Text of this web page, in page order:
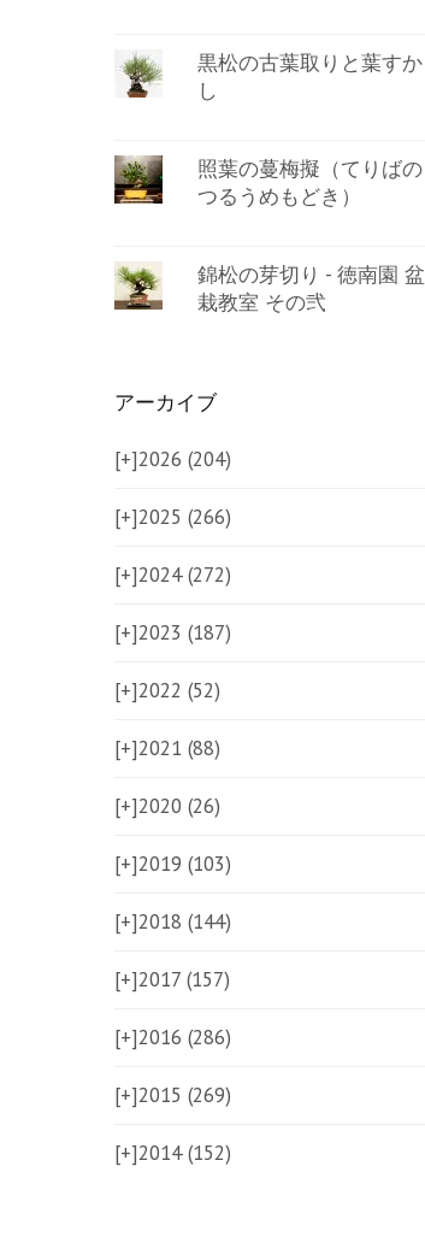
黒松の古葉取りと葉すか
し
照葉の蔓梅擬（てりばの
つるうめもどき）
錦松の芽切り - 徳南園 盆
栽教室 その弐
アーカイブ
[+]2026 (204)
[+]2025 (266)
[+]2024 (272)
[+]2023 (187)
[+]2022 (52)
[+]2021 (88)
[+]2020 (26)
[+]2019 (103)
[+]2018 (144)
[+]2017 (157)
[+]2016 (286)
[+]2015 (269)
[+]2014 (152)